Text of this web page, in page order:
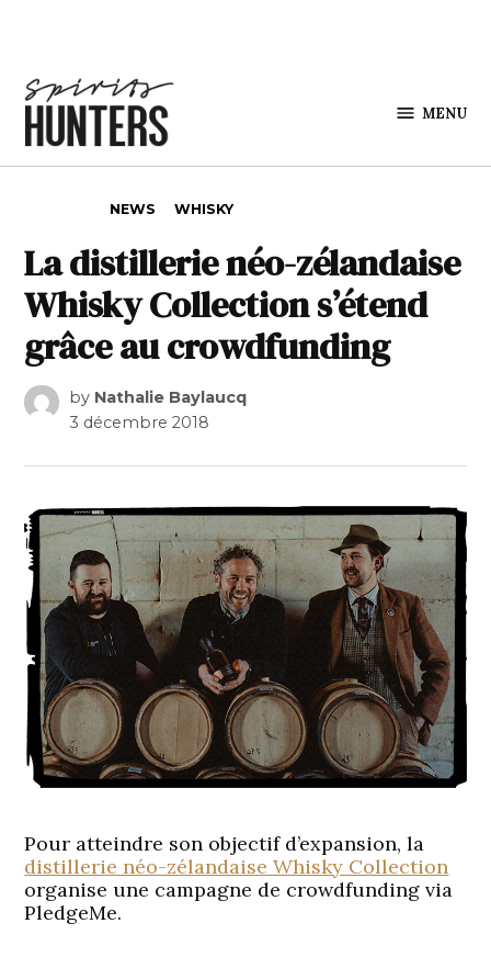
MENU
NEWS WHISKY
La distillerie néo-zélandaise
Whisky Collection s’étend
grâce au crowdfunding
by Nathalie Baylaucq
3 décembre 2018
Pour atteindre son objectif d’expansion, la
distillerie néo-zélandaise Whisky Collection
organise une campagne de crowdfunding via
PledgeMe.